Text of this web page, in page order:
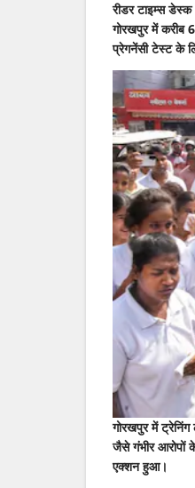
रो-
रो
कर
सुनाया
दर्द
,
बोली
हमें
खुले
में
नहाना
पड़
रहा
है
–
लगे
हैं
रीडर टाइम्स डेस्क
गोरखपुर में करीब
प्रेगनेंसी टेस्ट के
गोरखपुर में
जैसे गंभीर आरोपों
एक्शन हुआ।